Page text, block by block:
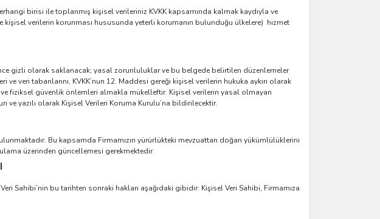
birisi ile toplanmış kişisel verileriniz KVKK kapsamında kalmak kaydıyla ve
kişisel verilerin korunması hususunda yeterli korumanın bulunduğu ülkelere) hizmet
gizli olarak saklanacak; yasal zorunluluklar ve bu belgede belirtilen düzenlemeler
veri tabanlarını, KVKK’nun 12. Maddesi gereği kişisel verilerin hukuka aykırı olarak
fiziksel güvenlik önlemleri almakla mükelleftir. Kişisel verilerin yasal olmayan
yazılı olarak Kişisel Verileri Koruma Kurulu’na bildirilecektir.
Bu kapsamda Firmamızın yürürlükteki mevzuattan doğan yükümlülüklerini
üzerinden güncellemesi gerekmektedir.
Sahibi’nin bu tarihten sonraki hakları aşağıdaki gibidir: Kişisel Veri Sahibi, Firmamıza